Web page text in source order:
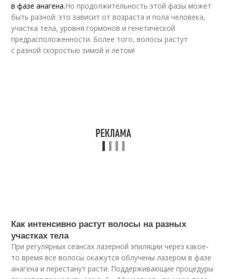
в фазе анагена.Но продолжительность этой фазы может
быть разной: это зависит от возраста и пола человека,
участка тела, уровня гормонов и генетической
предрасположенности. Более того, волосы растут
с разной скоростью зимой и летом!
Как интенсивно растут волосы на разных
участках тела
При регулярных сеансах лазерной эпиляции через какое-
то время все волосы окажутся облучены лазером в фазе
анагена и перестанут расти. Поддерживающие процедуры